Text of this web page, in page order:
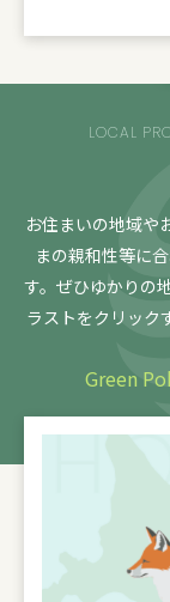
LOCAL
お住まいの地域や
まの親和性等に
す。 ぜひゆかりの
ラストをクリック
Green